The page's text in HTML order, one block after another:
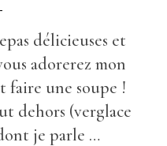
délicieuses et
adorerez mon
faire une soupe !
dehors (verglace
je parle …